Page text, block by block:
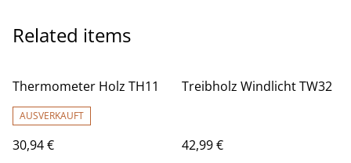
Related items
Thermometer Holz TH11
AUSVERKAUFT
30,94 €
Treibholz Windlicht TW32
42,99 €